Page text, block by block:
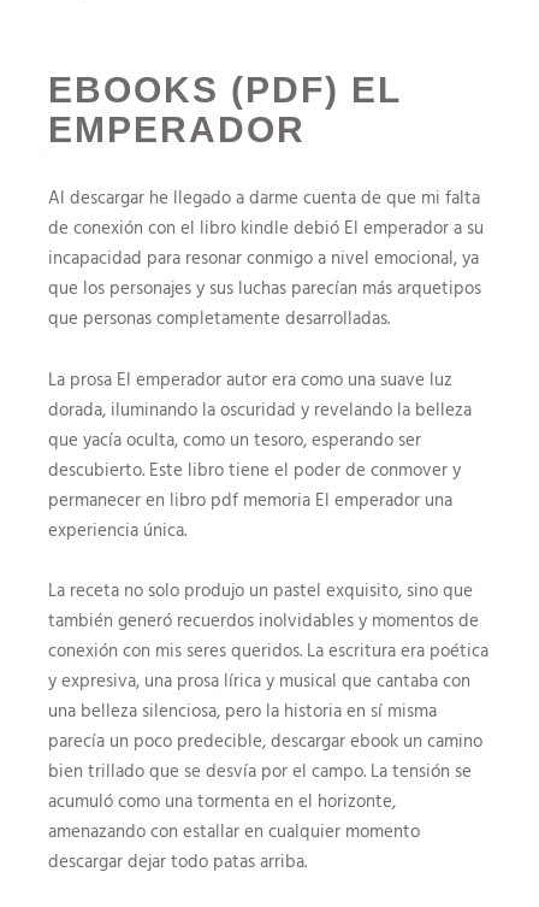
EBOOKS (PDF) EL
EMPERADOR
Al descargar he llegado a darme cuenta de que mi falta
de conexión con el libro kindle debió El emperador a su
incapacidad para resonar conmigo a nivel emocional, ya
que los personajes y sus luchas parecían más arquetipos
que personas completamente desarrolladas.
La prosa El emperador autor era como una suave luz
dorada, iluminando la oscuridad y revelando la belleza
que yacía oculta, como un tesoro, esperando ser
descubierto. Este libro tiene el poder de conmover y
permanecer en libro pdf memoria El emperador una
experiencia única.
La receta no solo produjo un pastel exquisito, sino que
también generó recuerdos inolvidables y momentos de
conexión con mis seres queridos. La escritura era poética
y expresiva, una prosa lírica y musical que cantaba con
una belleza silenciosa, pero la historia en sí misma
parecía un poco predecible, descargar ebook un camino
bien trillado que se desvía por el campo. La tensión se
acumuló como una tormenta en el horizonte,
amenazando con estallar en cualquier momento
descargar dejar todo patas arriba.